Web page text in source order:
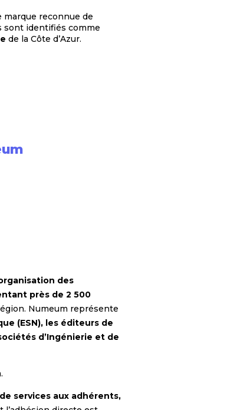
marque reconnue de
sont identifiés comme
de la Côte d’Azur.
des
près de 2 500
Numeum représente
(ESN), les éditeurs de
d’Ingénierie et de
services aux adhérents,